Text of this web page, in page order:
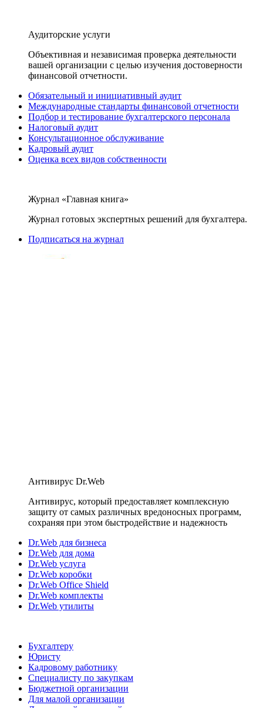
Аудиторские услуги
Объективная и независимая проверка деятельности
вашей организации с целью изучения достоверности
финансовой отчетности.
Обязательный и инициативный аудит
Международные стандарты финансовой отчетности
Подбор и тестирование бухгалтерского персонала
Налоговый аудит
Консультационное обслуживание
Кадровый аудит
Оценка всех видов собственности
Журнал «Главная книга»
Журнал готовых экспертных решений для бухгалтера.
Подписаться на журнал
Антивирус Dr.Web
Антивирус, который предоставляет комплексную
защиту от самых различных вредоносных программ,
сохраняя при этом быстродействие и надежность
Dr.Web для бизнеса
Dr.Web для дома
Dr.Web услуга
Dr.Web коробки
Dr.Web Office Shield
Dr.Web комплекты
Dr.Web утилиты
Бухгалтеру
Юристу
Кадровому работнику
Специалисту по закупкам
Бюджетной организации
Для малой организации